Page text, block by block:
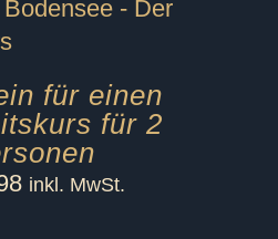
für einen
für 2
inkl. MwSt.